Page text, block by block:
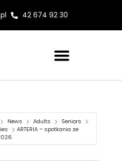
42 674 92 30
News Adults
Seniors
ARTERIA – spotkania ze